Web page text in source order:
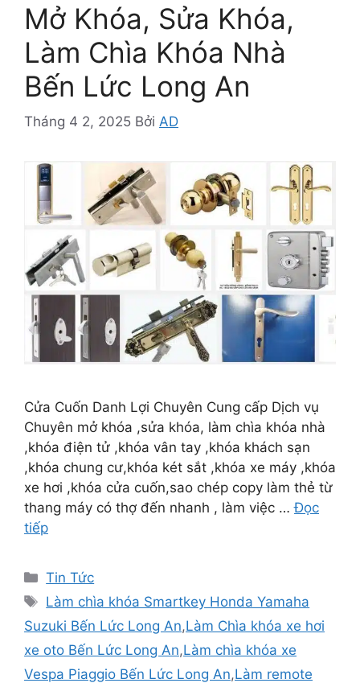
Mở Khóa, Sửa Khóa,
Làm Chìa Khóa Nhà
Bến Lức Long An
Tháng 4 2, 2025 Bởi AD
Cửa Cuốn Danh Lợi Chuyên Cung cấp Dịch vụ
Chuyên mở khóa ,sửa khóa, làm chìa khóa nhà
,khóa điện tử ,khóa vân tay ,khóa khách sạn
,khóa chung cư,khóa két sắt ,khóa xe máy ,khóa
xe hơi ,khóa cửa cuốn,sao chép copy làm thẻ từ
thang máy có thợ đến nhanh , làm việc …Đọc
tiếp
Tin Tức
Làm chìa khóa Smartkey Honda Yamaha
Suzuki Bến Lức Long An,Làm Chìa khóa xe hơi
xe oto Bến Lức Long An,Làm chìa khóa xe
Vespa Piaggio Bến Lức Long An,Làm remote